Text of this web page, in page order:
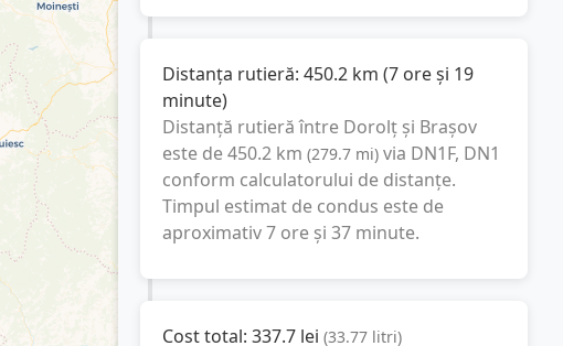
Distanța rutieră: 450.2 km (7 ore și 19
minute)
Distanță rutieră între Dorolțși Brașov
este de450.2 km (279.7 mi) via DN1F, DN1
conform calculatorului de distanțe.
Timpul estimat de condus este de
aproximativ7 ore și 37 minute.
Cost total: 337.7 lei (33.77 litri)